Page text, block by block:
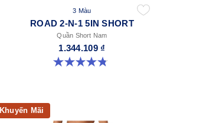
3 Màu
ROAD 2-N-1 5IN SHORT
Quần Short Nam
1.344.109 ₫
4.8 trong số 5 sao. 150 đánh giá
Khuyến Mãi